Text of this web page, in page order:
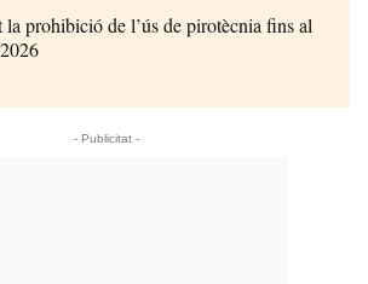
la prohibició de l’ús de pirotècnia fins al
- Publicitat -